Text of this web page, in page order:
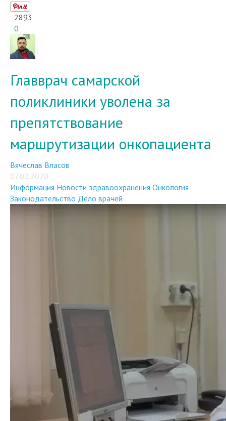
2893
0
Главврач самарской
поликлиники уволена за
препятствование
маршрутизации онкопациента
Вячеслав Власов
07.02.2020
Информация Новости здравоохранения Онкология
Законодательство Дело врачей